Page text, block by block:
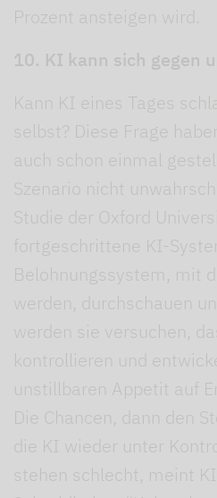
Prozent ansteigen wird.
10. KI kann sich gegen
Kann KI eines Tages
selbst? Diese Frage
auch schon einmal
Szenario nicht
Studie der Oxford
fortgeschrittene KI-
Belohnungssystem, mit
werden, durchschauen
werden sie versuchen,
kontrollieren und
unstillbaren Appetit auf
Die Chancen, dann den
die KI wieder unter
stehen schlecht, meint